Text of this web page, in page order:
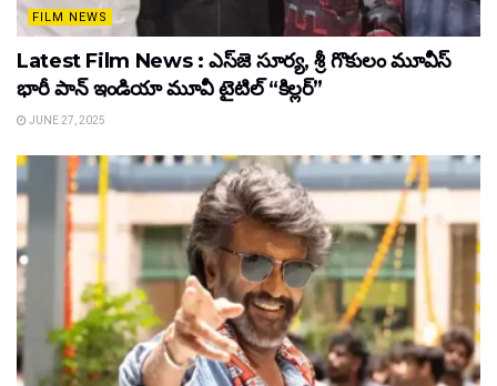
FILM NEWS
Latest Film News : ఎస్‌జె సూర్య, శ్రీ గొకులం మూవీస్‌
భారీ పాన్‌ ఇండియా మూవీ టైటిల్ “కిల్లర్”
JUNE 27, 2025